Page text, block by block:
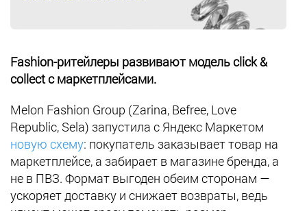
Fashion-ритейлеры развивают модель click &
collect с маркетплейсами.
Melon Fashion Group (Zarina, Befree, Love
Republic, Sela) запустила с Яндекс Маркетом
новую схему: покупатель заказывает товар на
маркетплейсе, а забирает в магазине бренда, а
не в ПВЗ. Формат выгоден обеим сторонам —
ускоряет доставку и снижает возвраты, ведь